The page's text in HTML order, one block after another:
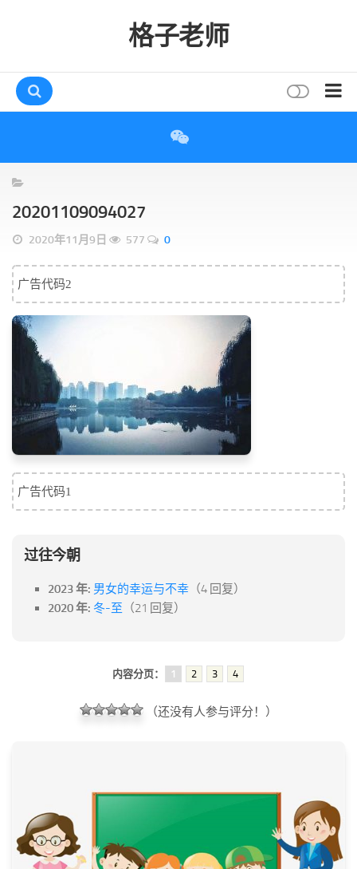
格子老师
互动
评论
打赏
读者
存档
标签
论坛搜索
关于
博客树
友情链接
20201109094027
2020年11月9日 577 0
广告代码2
广告代码1
过往今朝
2023 年: 男女的幸运与不幸 （4 回复）
2020 年: 冬-至 （21 回复）
内容分页： 1 2 3 4
（还没有人参与评分！）